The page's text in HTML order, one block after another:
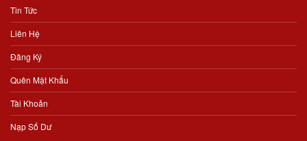
Tin Tức
Liên Hệ
Đăng Ký
Quên Mật Khẩu
Tài Khoản
Nạp Số Dư